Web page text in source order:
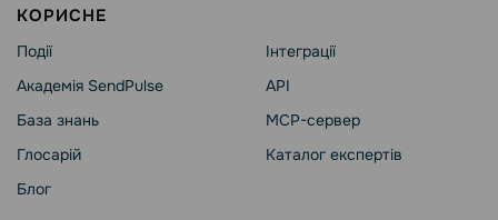
КОРИСНЕ
Події
Академія SendPulse
База знань
Глосарій
Блог
Інтеграції
API
MCP-сервер
Каталог експертів